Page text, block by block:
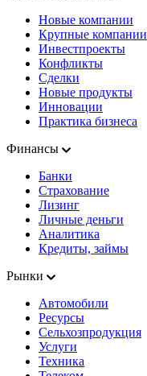
Новые компании
Крупные компании
Инвестпроекты
Конфликты
Сделки
Новые продукты
Инновации
Практика бизнеса
Финансы
Банки
Страхование
Лизинг
Личные деньги
Аналитика
Кредиты, займы
Рынки
Автомобили
Ресурсы
Сельхозпродукция
Услуги
Техника